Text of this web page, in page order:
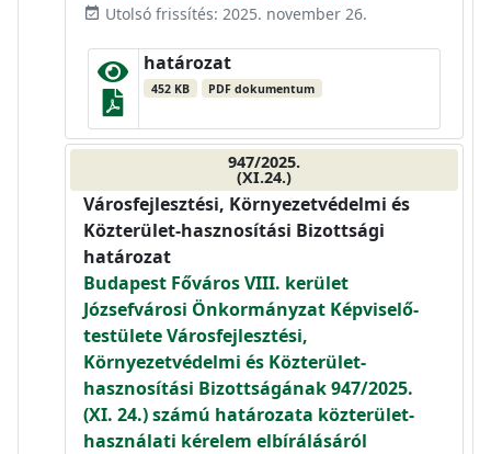
event_available Utolsó frissítés: 2025. november 26.
határozat
452 KB PDF dokumentum
947/2025.
(XI.24.)
Városfejlesztési, Környezetvédelmi és
Közterület-hasznosítási Bizottsági
határozat
Budapest Főváros VIII. kerület
Józsefvárosi Önkormányzat Képviselő-
testülete Városfejlesztési,
Környezetvédelmi és Közterület-
hasznosítási Bizottságának 947/2025.
(XI. 24.) számú határozata közterület-
használati kérelem elbírálásáról